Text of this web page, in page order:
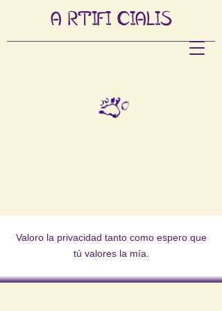
A RTIFI CIALIS
Valoro la privacidad tanto como espero que
tú valores la mía.